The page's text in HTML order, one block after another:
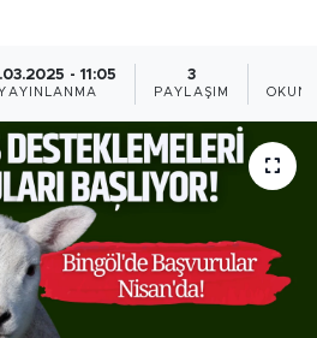
- 11:05
YAYINLANMA
3
PAYLAŞIM